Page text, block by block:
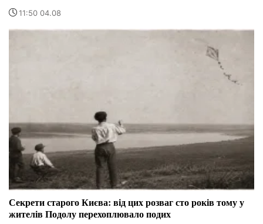
11:50 04.08
Секрети старого Києва: від цих розваг сто років тому у
жителів Подолу перехоплювало подих